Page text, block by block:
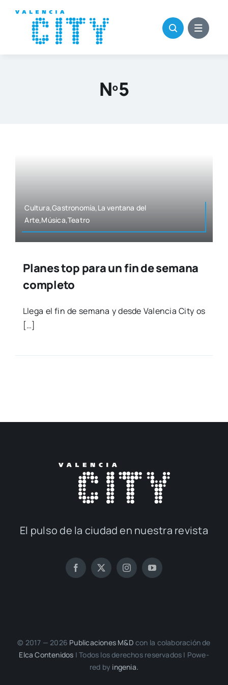
contenido
Nº5
Cultura,Gastronomía,La ven­ta­na del
Arte,Música,Teatro
Planes top para un fin de semana
completo
Lle­ga el fin de sema­na y des­de Valen­cia City os
[…]
El pul­so de la ciu­dad en nues­tra revis­ta
© 2017 — 2026 Publi­ca­cio­nes M&D con la cola­bo­ra­ción de
Elca Con­te­ni­dos | Todos los dere­chos reser­va­dos | Powe­
red by inge­nia.